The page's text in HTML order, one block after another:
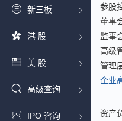
新三板
港 股
美 股
高级查询
IPO 咨询
参股
董事
监事
高级
管理
企业
资产